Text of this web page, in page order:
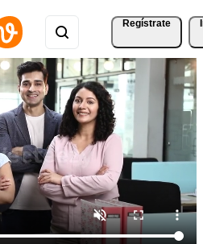
Regístrate